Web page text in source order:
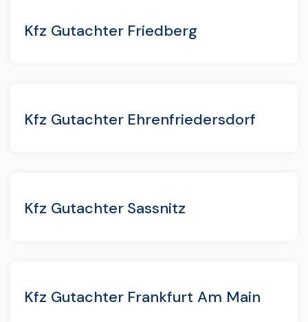
Kfz Gutachter Friedberg
Kfz Gutachter Ehrenfriedersdorf
Kfz Gutachter Sassnitz
Kfz Gutachter Frankfurt Am Main